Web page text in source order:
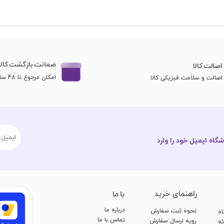
با ما
درباره ما
تماس با ما
​راهنمای خرید
نحوه ثبت سفارش
رویه ارسال سفارش
اصا​​​​​​​لت کالا
اصالت و سلامت فیزیکی کالا
ضمانت بازگشت
امکان مرجوع تا 48 ساعت
ایمیل خود را وارد